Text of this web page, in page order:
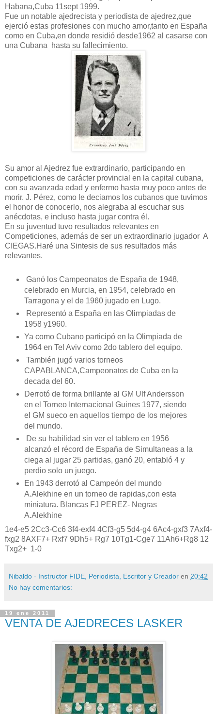
Habana,Cuba 11sept 1999.
Fue un notable ajedrecista y periodista de ajedrez,que
ejerció estas profesiones con mucho amor,tanto en España
como en Cuba,en donde residió desde1962 al casarse con
una Cubana hasta su fallecimiento.
Su amor al Ajedrez fue extrardinario, participando en
competiciones de carácter provincial en la capital cubana,
con su avanzada edad y enfermo hasta muy poco antes de
morir. J. Pérez, como le deciamos los cubanos que tuvimos
el honor de conocerlo, nos alegraba al escuchar sus
anécdotas, e incluso hasta jugar contra él.
En su juventud tuvo resultados relevantes en
Competiciones, además de ser un extraordinario jugador A
CIEGAS.Haré una Sintesis de sus resultados más
relevantes.
Ganó los Campeonatos de España de 1948,
celebrado en Murcia, en 1954, celebrado en
Tarragona y el de 1960 jugado en Lugo.
Representó a España en las Olimpiadas de
1958 y1960.
Ya como Cubano participó en la Olimpiada de
1964 en Tel Aviv como 2do tablero del equipo.
También jugó varios torneos
CAPABLANCA,Campeonatos de Cuba en la
decada del 60.
Derrotó de forma brillante al GM Ulf Andersson
en el Torneo Internacional Guines 1977, siendo
el GM sueco en aquellos tiempo de los mejores
del mundo.
De su habilidad sin ver el tablero en 1956
alcanzó el récord de España de Simultaneas a la
ciega al jugar 25 partidas, ganó 20, entabló 4 y
perdio solo un juego.
En 1943 derrotó al Campeón del mundo
A.Alekhine en un torneo de rapidas,con esta
miniatura. Blancas FJ PEREZ- Negras
A.Alekhine
1e4-e5 2Cc3-Cc6 3f4-exf4 4Cf3-g5 5d4-g4 6Ac4-gxf3 7Axf4-
fxg2 8AXF7+ Rxf7 9Dh5+ Rg7 10Tg1-Cge7 11Ah6+Rg8 12
Txg2+ 1-0
Nibaldo - Instructor FIDE, Periodista, Escritor y Creador en 20:42
No hay comentarios:
19 ene 2011
VENTA DE AJEDRECES LASKER